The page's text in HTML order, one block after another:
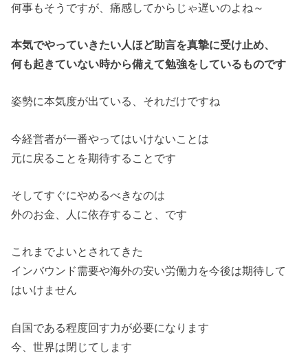
何事もそうですが、痛感してからじゃ遅いのよね～
本気でやっていきたい人ほど助言を真摯に受け止め、
何も起きていない時から備えて勉強をしているものです
姿勢に本気度が出ている、それだけですね
今経営者が一番やってはいけないことは
元に戻ることを期待することです
そしてすぐにやめるべきなのは
外のお金、人に依存すること、です
これまでよいとされてきた
インバウンド需要や海外の安い労働力を今後は期待して
はいけません
自国である程度回す力が必要になります
今、世界は閉じてします